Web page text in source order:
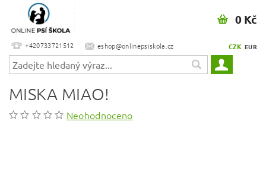
+420733721512 eshop@onlinepsiskola.cz CZK EUR
0 Kč
MISKA MIAO!
Neohodnoceno